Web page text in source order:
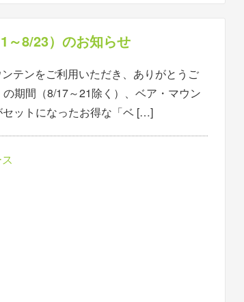
～8/23）のお知らせ
テンをご利用いただき、ありがとうご
期間（8/17～21除く）、ベア・マウン
ットになったお得な「ベ […]